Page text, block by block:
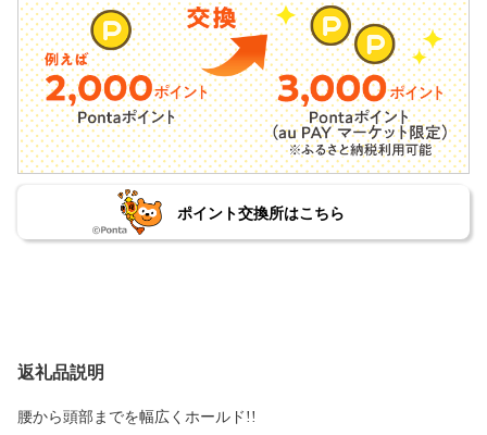
ポイント交換所はこちら
返礼品説明
腰から頭部までを幅広くホールド!!